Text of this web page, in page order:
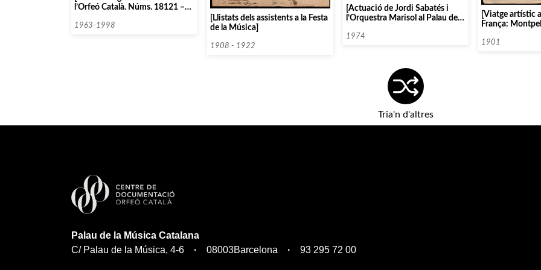
l’Orfeó Català. Núms. 18121 –
1963-1998
[Llistats dels assistents a la Festa
de la Música]
1908 - 1922
[Actuació de Jordi Sabatés i
l’Orquestra Marisol al Palau de la
1974
[Viatge artístic
França:
1901
Tria'n d'altres
Palau de la Música Catalana
C/ Palau de la Música, 4-6
08003Barcelona 93 295 72 00